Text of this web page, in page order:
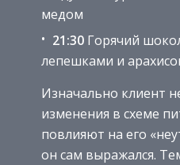
медом
21:30 Горячий
лепешками и
Изначально клиент
изменения в схеме
повлияют на его
он сам выражался.